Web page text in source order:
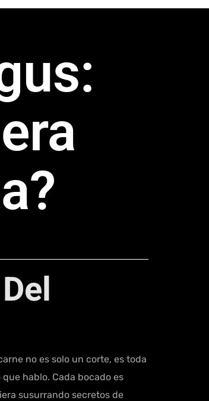
no es solo un corte, es toda
hablo. Cada bocado es
susurrando secretos de